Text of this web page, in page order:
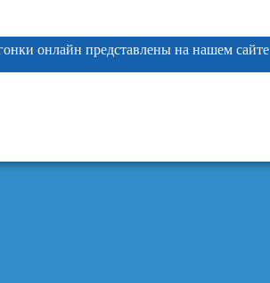
онлайн представлены на нашем